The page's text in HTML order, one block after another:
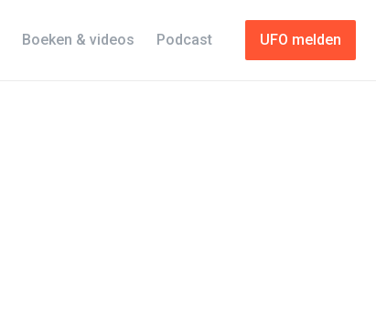
UFO melden
Boeken & videos Podcast